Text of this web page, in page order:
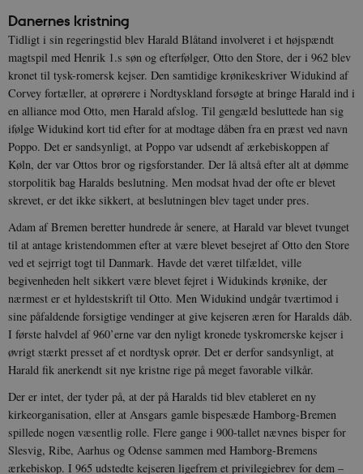
Danernes kristning
Tidligt i sin regeringstid blev Harald Blåtand involveret i et højspændt
magtspil med Henrik 1.s søn og efterfølger, Otto den Store, der i 962 blev
kronet til tysk-romersk kejser. Den samtidige krønikeskriver Widukind af
Corvey fortæller, at oprørere i Nordtyskland forsøgte at bringe Harald ind i
en alliance mod Otto, men Harald afslog. Til gengæld besluttede han sig
ifølge Widukind kort tid efter for at modtage dåben fra en præst ved navn
Poppo. Det er sandsynligt, at Poppo var udsendt af ærkebiskoppen af
Køln, der var Ottos bror og rigsforstander. Der lå altså efter alt at dømme
storpolitik bag Haralds beslutning. Men modsat hvad der ofte er blevet
skrevet, er det ikke sikkert, at beslutningen blev taget under pres.
Adam af Bremen beretter hundrede år senere, at Harald var blevet tvunget
til at antage kristendommen efter at være blevet besejret af Otto den Store
ved et sejrrigt togt til Danmark. Havde det været tilfældet, ville
begivenheden helt sikkert være blevet fejret i Widukinds krønike, der
nærmest er et hyldestskrift til Otto. Men Widukind undgår tværtimod i
sine påfaldende forsigtige vendinger at give kejseren æren for Haralds dåb.
I første halvdel af 960’erne var den nyligt kronede tyskromerske kejser i
øvrigt stærkt presset af et nordtysk oprør. Det er derfor sandsynligt, at
Harald fik anerkendt sit nye kristne rige på meget favorable vilkår.
Der er intet, der tyder på, at der på Haralds tid blev etableret en ny
kirkeorganisation, eller at Ansgars gamle bispesæde Hamborg-Bremen
spillede nogen væsentlig rolle. Flere gange i 900-tallet nævnes bisper for
Slesvig, Ribe, Aarhus og Odense sammen med Hamborg-Bremens
ærkebiskop. I 965 udstedte kejseren ligefrem et privilegiebrev for dem –
h5pcomsession
danmarkshistoriendk.h5p.com 1 dag
CloudFront-
Signature
.h5p.com Session
vuid
Vimeo.com Inc.
.vimeo.com
1 år 1
CloudFront-
Region
.h5p.com Session
CloudFront-
Policy
.h5p.com
_ga_7J1SYH77RJ .danmarkshistorien.dk
1 år 1
måned
_ga
Google LLC
.danmarkshistorien.dk
1 år 1
måned
at hjælpe
oprette en
dine
vise dig
annoncer på
websteder.
YSC
Google LLC
.youtube.com
Session
Denne cookie
indstilles af
visninger af
indlejrede